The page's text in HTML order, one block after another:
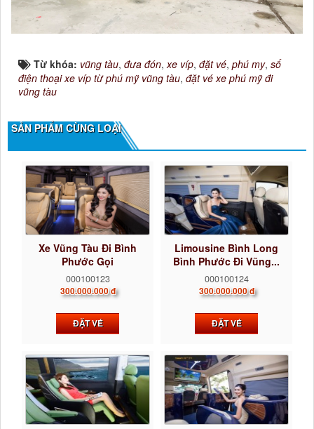
Từ khóa: vũng tàu, đưa đón, xe víp, đặt vé, phú my, số
điện thoại xe víp từ phú mỹ vũng tàu, đặt vé xe phú mỹ đi
vũng tàu
SẢN PHẨM CÙNG LOẠI
Xe Vũng Tàu Đi Bình
Phước Gọi
0922242225...
000100123
300.000.000 đ
ĐẶT VÉ
Limousine Bình Long
Bình Phước Đi Vũng...
000100124
300.000.000 đ
ĐẶT VÉ